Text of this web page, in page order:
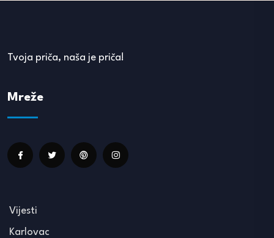
Tvoja priča, naša je priča!
Mreže
Vijesti
Karlovac